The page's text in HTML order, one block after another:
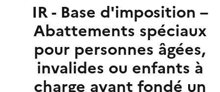
IR - Base d'imposition –
Abattements spéciaux
pour personnes âgées,
invalides ou enfants à
charge ayant fondé un